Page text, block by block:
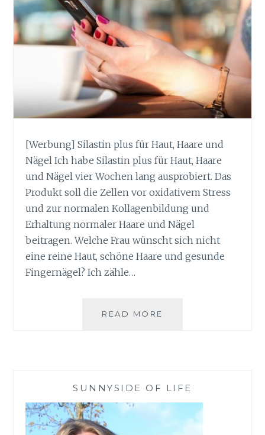
[Werbung] Silastin plus für Haut, Haare und
Nägel Ich habe Silastin plus für Haut, Haare
und Nägel vier Wochen lang ausprobiert. Das
Produkt soll die Zellen vor oxidativem Stress
und zur normalen Kollagenbildung und
Erhaltung normaler Haare und Nägel
beitragen. Welche Frau wünscht sich nicht
eine reine Haut, schöne Haare und gesunde
Fingernägel? Ich zähle…
READ MORE
NÄGEL
SUNNYSIDE OF LIFE